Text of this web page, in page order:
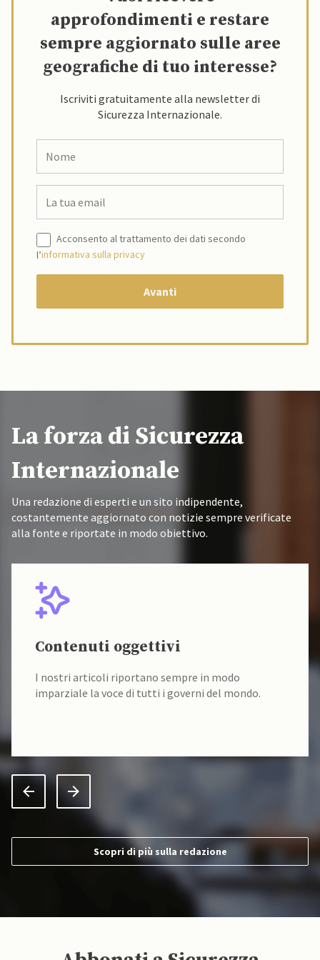
approfondimenti e restare
sempre aggiornato sulle aree
geografiche di tuo interesse?
Iscriviti gratuitamente alla newsletter di
Sicurezza Internazionale.
Acconsento al trattamento dei dati secondo
l’informativa sulla privacy
La forza di Sicurezza
Internazionale
Una redazione di esperti e un sito indipendente,
costantemente aggiornato con notizie sempre verificate
alla fonte e riportate in modo obiettivo.
Contenuti oggettivi
I nostri articoli riportano sempre in modo
imparziale la voce di tutti i governi del mondo.
Scopri di più sulla redazione